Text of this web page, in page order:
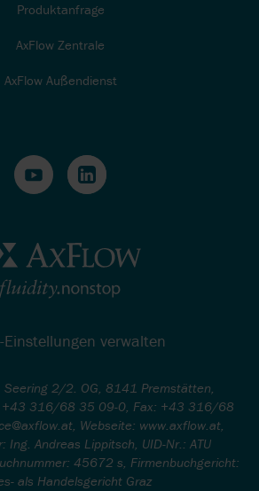
Produktanfrage
AxFlow Zentrale
AxFlow Außendienst
Einstellungen verwalten
Seering 2/2. OG, 8141 Premstätten,
+43 316/68 35 09-0, Fax: +43 316/68
Webseite: www.axflow.at,
Ing. Andreas Lippitsch, UID-Nr.: ATU
45672 s, Firmenbuchgericht:
als Handelsgericht Graz